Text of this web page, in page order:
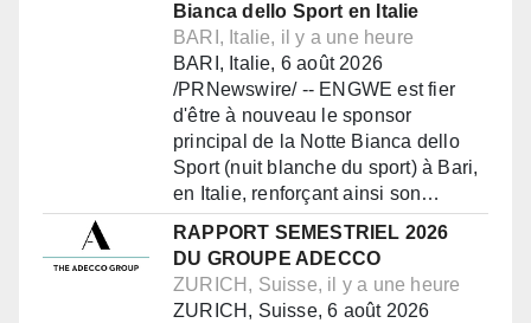
Bianca dello Sport en Italie
BARI, Italie, il y a une heure
BARI, Italie, 6 août 2026
/PRNewswire/ -- ENGWE est fier
d'être à nouveau le sponsor
principal de la Notte Bianca dello
Sport (nuit blanche du sport) à Bari,
en Italie, renforçant ainsi son…
RAPPORT SEMESTRIEL 2026
DU GROUPE ADECCO
ZURICH, Suisse, il y a une heure
ZURICH, Suisse, 6 août 2026